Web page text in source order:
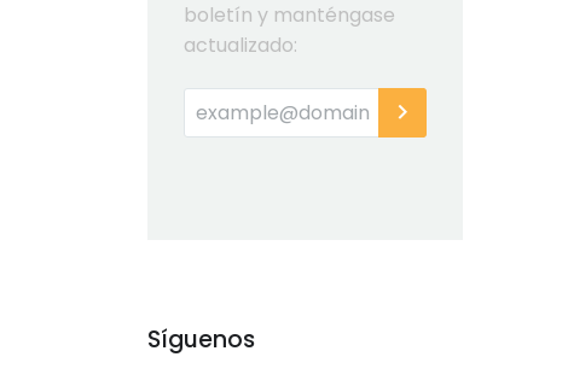
boletín y manténgase
actualizado:
Síguenos